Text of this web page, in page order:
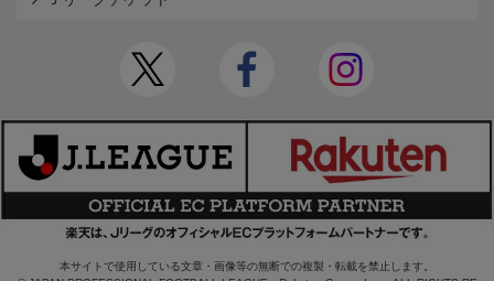
本サイトで使用している文章・画像等の無断での複製・転載を禁止します。